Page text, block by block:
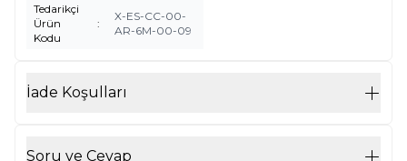
Tedarikçi
Ürün
Kodu
:
X-ES-CC-00-
AR-6M-00-09
İade Koşulları
Soru ve Cevap